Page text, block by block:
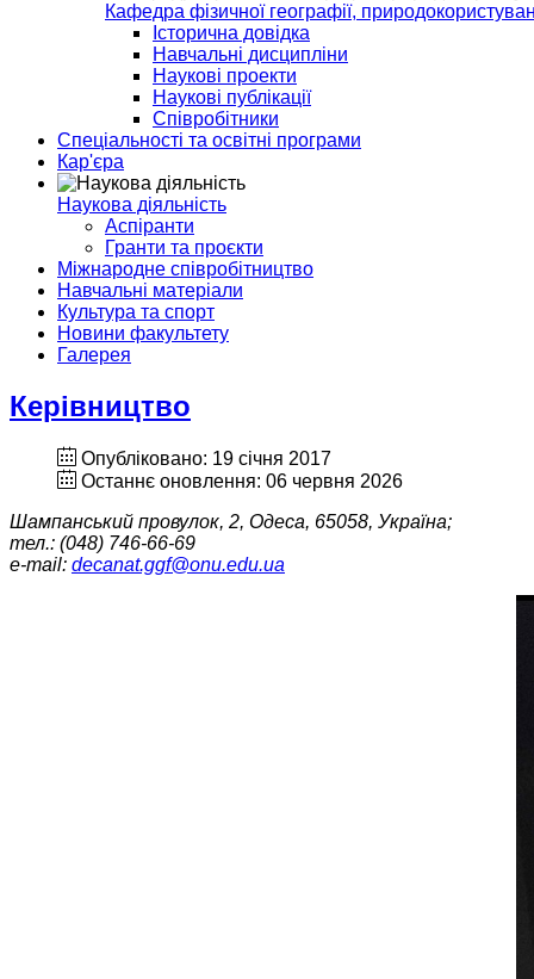
Кафедра фізичної географії,
Історична довідка
Навчальні дисципліни
Наукові проекти
Наукові публікації
Співробітники
Спеціальності та освітні програми
Кар'єра
Наукова діяльність
Аспіранти
Гранти та проєкти
Міжнародне співробітництво
Навчальні матеріали
Культура та спорт
Новини факультету
Галерея
Керівництво
Опубліковано: 19 січня 2017
Останнє оновлення: 06 червня 2026
Шампанський провулок, 2, Одеса, 65058, Україна;
тел.: (048) 746-66-69
e-mail: decanat.ggf@onu.edu.ua